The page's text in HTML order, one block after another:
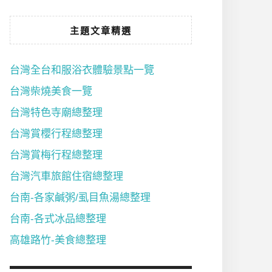
主題文章精選
台灣全台和服浴衣體驗景點一覽
台灣柴燒美食一覽
台灣特色寺廟總整理
台灣賞櫻行程總整理
台灣賞梅行程總整理
台灣汽車旅館住宿總整理
台南-各家鹹粥/虱目魚湯總整理
台南-各式冰品總整理
高雄路竹-美食總整理